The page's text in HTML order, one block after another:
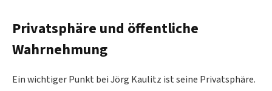
Privatsphäre und öffentliche
Wahrnehmung
Ein wichtiger Punkt bei Jörg Kaulitz ist seine Privatsphäre.